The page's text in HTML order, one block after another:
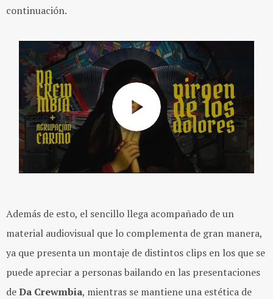
continuación.
Además de esto, el sencillo llega acompañado de un
material audiovisual que lo complementa de gran manera,
ya que presenta un montaje de distintos clips en los que se
puede apreciar a personas bailando en las presentaciones
deDa Crewmbia, mientras se mantiene una estética de